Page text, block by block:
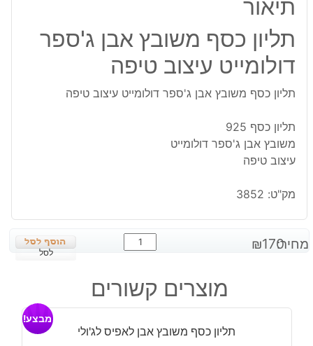
תיאור
תליון כסף משובץ אבן ג'ספר
דולומייט עיצוב טיפה
תליון כסף משובץ אבן ג'ספר דולומייט עיצוב טיפה
תליון כסף 925
משובץ אבן ג'ספר דולומייט
עיצוב טיפה
מק"ט: 3852
מחיר: ₪170
כמות
של
כסף
משובץ
ג'ספר
לסל
מוצרים קשורים
תליון כסף משובץ אבן לאפיס לג'ולי
מבצע!